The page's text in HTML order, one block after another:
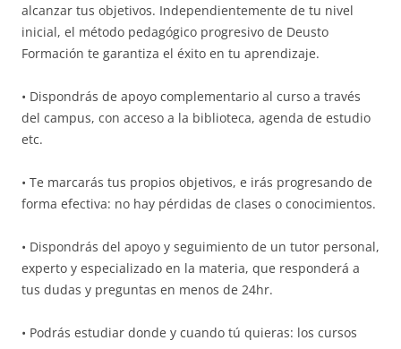
alcanzar tus objetivos. Independientemente de tu nivel
inicial, el método pedagógico progresivo de Deusto
Formación te garantiza el éxito en tu aprendizaje.
• Dispondrás de apoyo complementario al curso a través
del campus, con acceso a la biblioteca, agenda de estudio
etc.
• Te marcarás tus propios objetivos, e irás progresando de
forma efectiva: no hay pérdidas de clases o conocimientos.
• Dispondrás del apoyo y seguimiento de un tutor personal,
experto y especializado en la materia, que responderá a
tus dudas y preguntas en menos de 24hr.
• Podrás estudiar donde y cuando tú quieras: los cursos